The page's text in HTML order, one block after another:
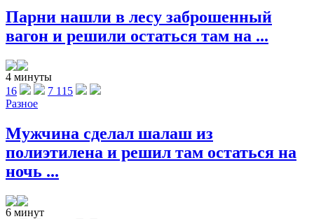
Парни нашли в лесу заброшенный
вагон и решили остаться там на ...
4 минуты
16
7 115
Разное
Мужчина сделал шалаш из
полиэтилена и решил там остаться на
ночь ...
6 минут